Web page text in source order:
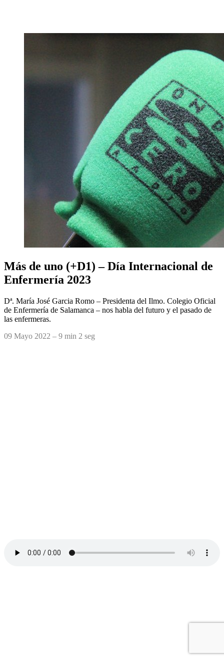
Más de uno (+D1) – Día Internacional de
Enfermería 2023
Dª. María José Garcia Romo – Presidenta del Ilmo. Colegio Oficial
de Enfermería de Salamanca – nos habla del futuro y el pasado de
las enfermeras.
09 Mayo 2022 – 9 min 2 seg